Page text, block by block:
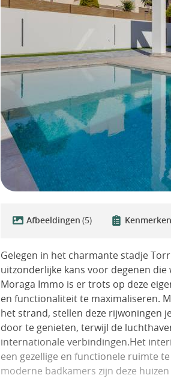
Afbeeldingen (5) Kenmerken
Gelegen in het charmante stadje
uitzonderlijke kans voor degenen die
Moraga Immo is er trots op deze
en functionaliteit te maximaliseren.
het strand, stellen deze rijwoningen
door te genieten, terwijl de
internationale verbindingen.Het
een gezellige en functionele ruimte
moderne badkamers zijn deze